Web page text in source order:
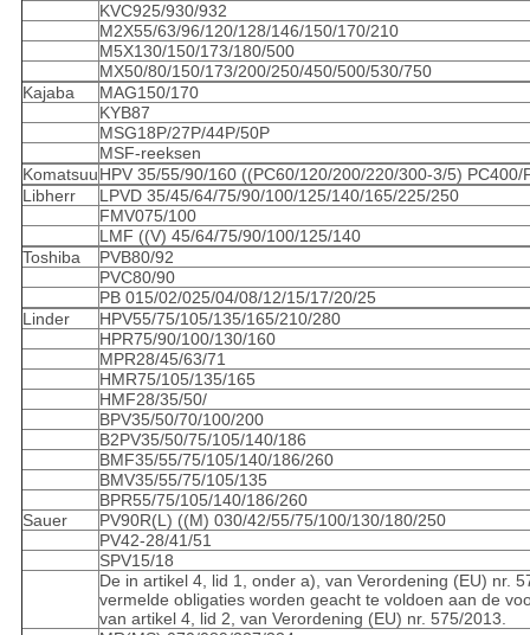
KVC925/930/932
M2X55/63/96/120/128/146/150/170/210
M5X130/150/173/180/500
MX50/80/150/173/200/250/450/500/530/750
Kajaba
MAG150/170
KYB87
MSG18P/27P/44P/50P
MSF-reeksen
KomatsuuHPV 35/55/90/160 ((PC60/120/200/220/300-3/5) PC400/
Libherr
LPVD 35/45/64/75/90/100/125/140/165/225/250
FMV075/100
LMF ((V) 45/64/75/90/100/125/140
Toshiba
PVB80/92
PVC80/90
PB 015/02/025/04/08/12/15/17/20/25
Linder
HPV55/75/105/135/165/210/280
HPR75/90/100/130/160
MPR28/45/63/71
HMR75/105/135/165
HMF28/35/50/
BPV35/50/70/100/200
B2PV35/50/75/105/140/186
BMF35/55/75/105/140/186/260
BMV35/55/75/105/135
BPR55/75/105/140/186/260
Sauer
PV90R(L) ((M) 030/42/55/75/100/130/180/250
PV42-28/41/51
SPV15/18
De in artikel 4, lid 1, onder a), van Verordening (EU) nr.
vermelde obligaties worden geacht te voldoen aan de
van artikel 4, lid 2, van Verordening (EU) nr. 575/2013.